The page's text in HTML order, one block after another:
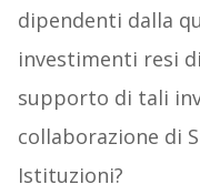
dipendenti dalla
investimenti resi
supporto di tali
collaborazione di
Istituzioni?